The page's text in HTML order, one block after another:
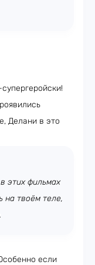
Делани в это
этих фильмах
на твоём теле,
если